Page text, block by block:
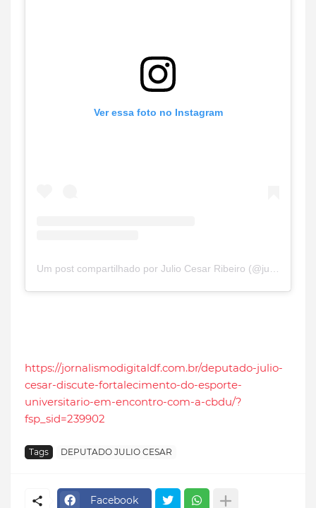
Ver essa foto no Instagram
https://jornalismodigitaldf.com.br/deputado-julio-
cesar-discute-fortalecimento-do-esporte-
universitario-em-encontro-com-a-cbdu/?
fsp_sid=239902
Tags DEPUTADO JULIO CESAR
Facebook